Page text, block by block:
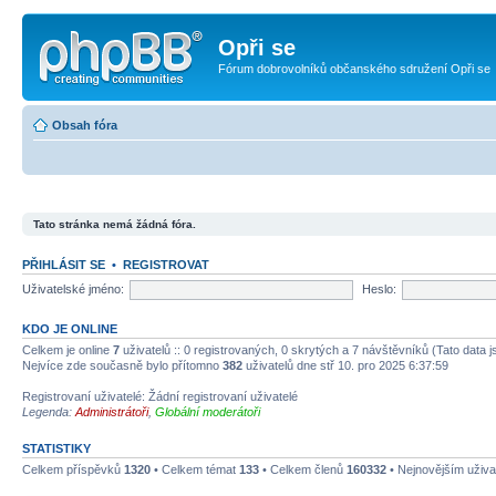
Opři se
Fórum dobrovolníků občanského sdružení Opři se
Obsah fóra
Tato stránka nemá žádná fóra.
PŘIHLÁSIT SE • REGISTROVAT
Uživatelské jméno:
Heslo:
KDO JE ONLINE
Celkem je online 7 uživatelů :: 0 registrovaných, 0 skrytých a 7 návštěvníků (Tato data
Nejvíce zde současně bylo přítomno 382 uživatelů dne stř 10. pro 2025 6:37:59
Registrovaní uživatelé: Žádní registrovaní uživatelé
Legenda: Administrátoři, Globální moderátoři
STATISTIKY
Celkem příspěvků 1320 • Celkem témat 133 • Celkem členů 160332 • Nejnovějším